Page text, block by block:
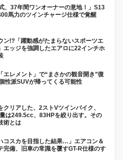
、37年間ワンオーナーの意地！」S13
馬力のツインチャージ仕様で覚醒
ン!?「躍動感がたまらないスポーツエ
エッジを強調したエアロに22インチホ
エレメント」で“まさかの観音開き”復
性派SUVが帰ってくる可能性
クリアした、2ストVツインバイク、
は249.5cc、83HPを絞り出す。その
術とは
コスカを目指した結果…」エアコン＆
完備、旧車の常識を覆すGT-R仕様のす